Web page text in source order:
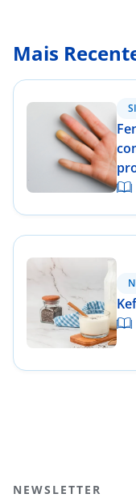
Mais
NEWSLETTER